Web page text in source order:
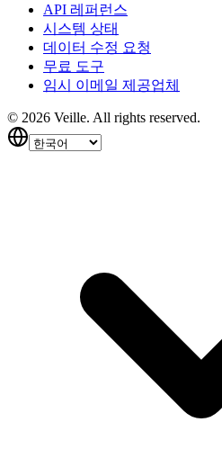
API 레퍼런스
시스템 상태
데이터 수정 요청
무료 도구
임시 이메일 제공업체
© 2026 Veille. All rights reserved.